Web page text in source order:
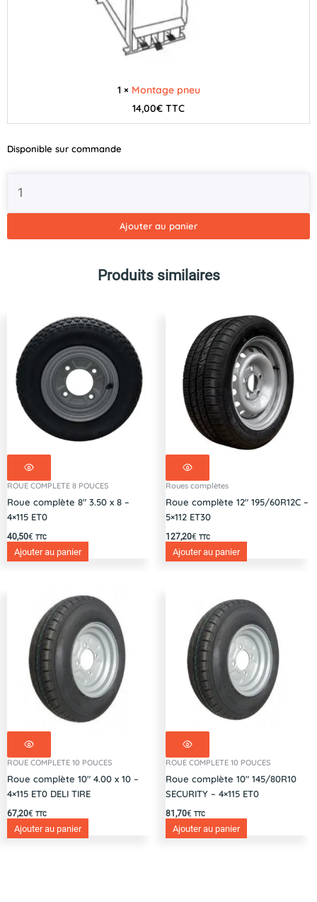
1 × Montage pneu
14,00€ TTC
Disponible sur commande
Ajouter au panier
Produits similaires
ROUE COMPLETE 8 POUCES
Roue complète 8″ 3.50 x 8 –
4×115 ET0
40,50€ TTC
Ajouter au panier
Roues complètes
Roue complète 12″ 195/60R12C –
5×112 ET30
127,20€ TTC
Ajouter au panier
ROUE COMPLETE 10 POUCES
Roue complète 10″ 4.00 x 10 –
4×115 ET0 DELI TIRE
67,20€ TTC
Ajouter au panier
ROUE COMPLETE 10 POUCES
Roue complète 10″ 145/80R10
SECURITY – 4×115 ET0
81,70€ TTC
Ajouter au panier